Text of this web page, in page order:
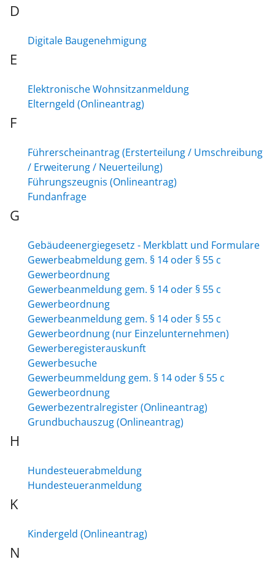
D
Digitale Baugenehmigung
E
Elektronische Wohnsitzanmeldung
Elterngeld (Onlineantrag)
F
Führerscheinantrag (Ersterteilung / Umschreibung
/ Erweiterung / Neuerteilung)
Führungszeugnis (Onlineantrag)
Fundanfrage
G
Gebäudeenergiegesetz - Merkblatt und Formulare
Gewerbeabmeldung gem. § 14 oder § 55 c
Gewerbeordnung
Gewerbeanmeldung gem. § 14 oder § 55 c
Gewerbeordnung
Gewerbeanmeldung gem. § 14 oder § 55 c
Gewerbeordnung (nur Einzelunternehmen)
Gewerberegisterauskunft
Gewerbesuche
Gewerbeummeldung gem. § 14 oder § 55 c
Gewerbeordnung
Gewerbezentralregister (Onlineantrag)
Grundbuchauszug (Onlineantrag)
H
Hundesteuerabmeldung
Hundesteueranmeldung
K
Kindergeld (Onlineantrag)
N